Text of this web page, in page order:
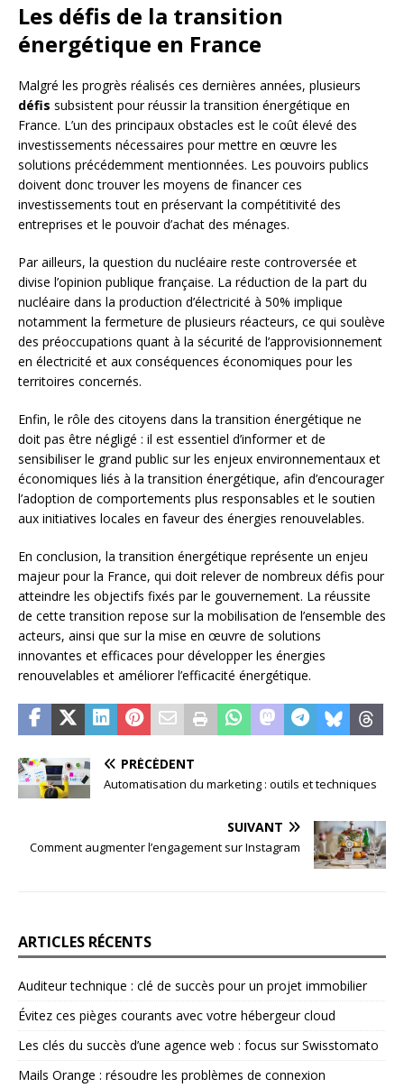
Les défis de la transition
énergétique en France
Malgré les progrès réalisés ces dernières années, plusieurs
défis subsistent pour réussir la transition énergétique en
France. L’un des principaux obstacles est le coût élevé des
investissements nécessaires pour mettre en œuvre les
solutions précédemment mentionnées. Les pouvoirs publics
doivent donc trouver les moyens de financer ces
investissements tout en préservant la compétitivité des
entreprises et le pouvoir d’achat des ménages.
Par ailleurs, la question du nucléaire reste controversée et
divise l’opinion publique française. La réduction de la part du
nucléaire dans la production d’électricité à 50% implique
notamment la fermeture de plusieurs réacteurs, ce qui soulève
des préoccupations quant à la sécurité de l’approvisionnement
en électricité et aux conséquences économiques pour les
territoires concernés.
Enfin, le rôle des citoyens dans la transition énergétique ne
doit pas être négligé : il est essentiel d’informer et de
sensibiliser le grand public sur les enjeux environnementaux et
économiques liés à la transition énergétique, afin d’encourager
l’adoption de comportements plus responsables et le soutien
aux initiatives locales en faveur des énergies renouvelables.
En conclusion, la transition énergétique représente un enjeu
majeur pour la France, qui doit relever de nombreux défis pour
atteindre les objectifs fixés par le gouvernement. La réussite
de cette transition repose sur la mobilisation de l’ensemble des
acteurs, ainsi que sur la mise en œuvre de solutions
innovantes et efficaces pour développer les énergies
renouvelables et améliorer l’efficacité énergétique.
PRÉCÉDENT
Automatisation du marketing : outils et techniques
SUIVANT
Comment augmenter l’engagement sur Instagram
ARTICLES RÉCENTS
Auditeur technique : clé de succès pour un projet immobilier
Évitez ces pièges courants avec votre hébergeur cloud
Les clés du succès d’une agence web : focus sur Swisstomato
Mails Orange : résoudre les problèmes de connexion